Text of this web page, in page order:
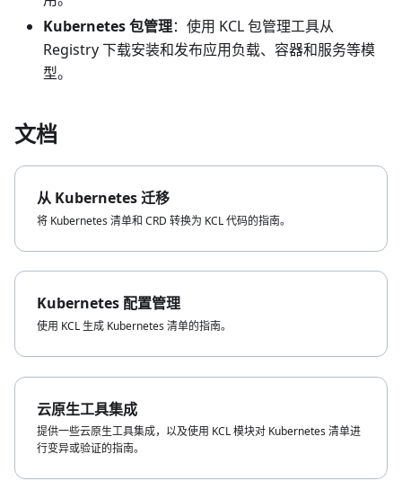
Kubernetes 包管理：使用 KCL 包管理工具从
Registry 下载安装和发布应用负载、容器和服务等模
型。
文档
从 Kubernetes 迁移
将 Kubernetes 清单和 CRD 转换为 KCL 代码的指南。
Kubernetes 配置管理
使用 KCL 生成 Kubernetes 清单的指南。
云原生工具集成
提供一些云原生工具集成，以及使用 KCL 模块对 Kubernetes 清单进
行变异或验证的指南。